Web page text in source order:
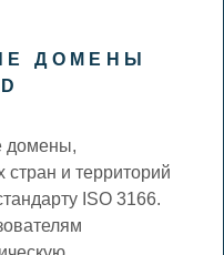
ДОМЕНЫ
домены,
и территорий
ISO 3166.